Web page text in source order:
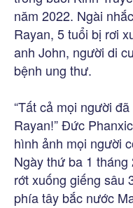
năm 2022. Ngài
Rayan, 5 tuổi bị rơi
anh John, người di
bệnh ung thư.
“Tất cả mọi người
Rayan!” Đức
hình ảnh mọi người
Ngày thứ ba 1
rớt xuống giếng sâu
phía tây bắc nước